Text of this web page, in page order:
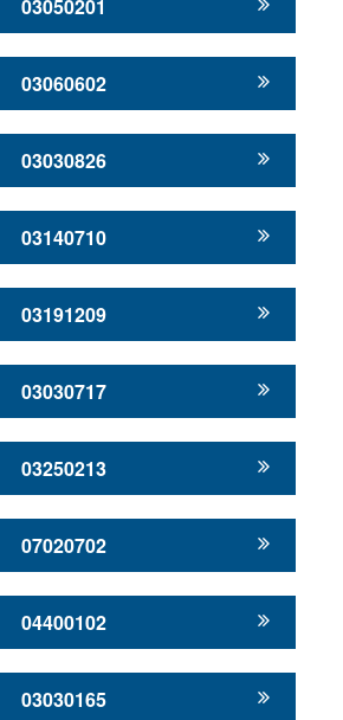
03050201
03060602
03030826
03140710
03191209
03030717
03250213
07020702
04400102
03030165